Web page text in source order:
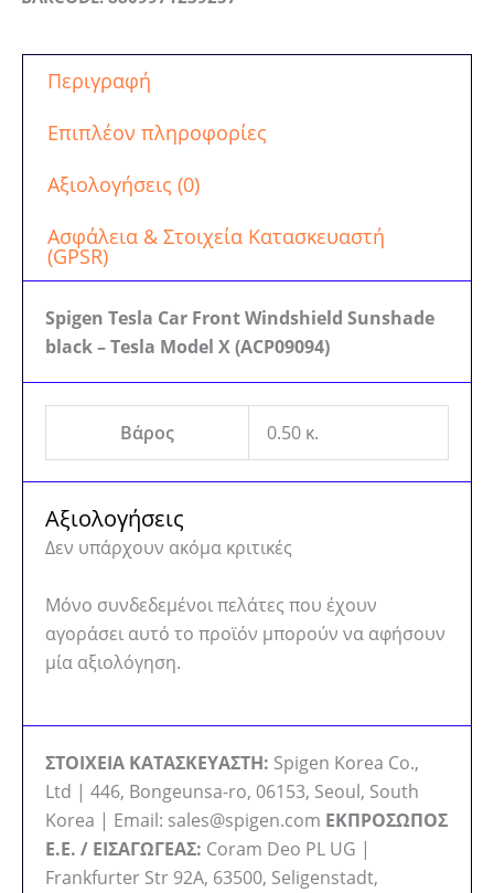
Περιγραφή
Επιπλέον πληροφορίες
Αξιολογήσεις (0)
Ασφάλεια & Στοιχεία Κατασκευαστή
(GPSR)
Spigen Tesla Car Front Windshield Sunshade
black – Tesla Model X (ACP09094)
Βάρος 0.50 κ.
Αξιολογήσεις
Δεν υπάρχουν ακόμα κριτικές
Μόνο συνδεδεμένοι πελάτες που έχουν
αγοράσει αυτό το προϊόν μπορούν να αφήσουν
μία αξιολόγηση.
ΣΤΟΙΧΕΙΑ ΚΑΤΑΣΚΕΥΑΣΤΗ: Spigen Korea Co.,
Ltd | 446, Bongeunsa-ro, 06153, Seoul, South
Korea | Email: sales@spigen.com ΕΚΠΡΟΣΩΠΟΣ
Ε.Ε. / ΕΙΣΑΓΩΓΕΑΣ: Coram Deo PL UG |
Frankfurter Str 92A, 63500, Seligenstadt,